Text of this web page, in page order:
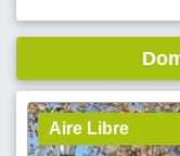
Aire Libre